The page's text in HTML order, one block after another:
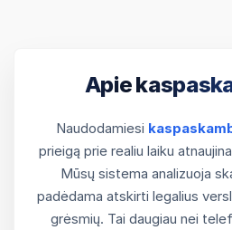
Apie
Naudodamiesi
prieigą prie realiu laiku
Mūsų sistema analizuoja
padėdama atskirti legalius
grėsmių. Tai daugiau nei